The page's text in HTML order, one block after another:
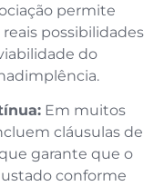
permite
possibilidades
do
Em muitos
cláusulas de
garante que o
conforme